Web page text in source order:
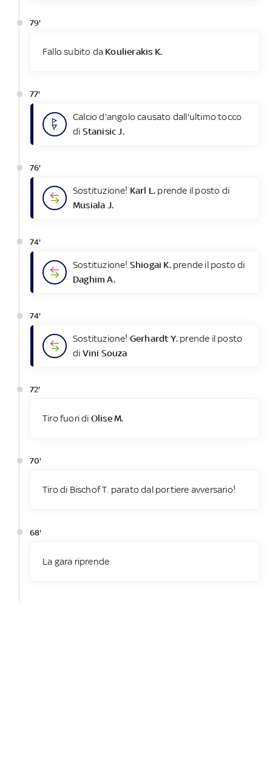
79'
Fallo subito da Koulierakis K.
77'
Calcio d'angolo causato dall'ultimo tocco
di Stanisic J.
76'
Sostituzione! Karl L. prende il posto di
Musiala J.
74'
Sostituzione! Shiogai K.prende il posto di
Daghim A.
74'
Sostituzione! Gerhardt Y. prende il posto
di Vini Souza
72'
Tiro fuori di Olise M.
70'
Tiro di Bischof T. parato dal portiere avversario!
68'
La gara riprende